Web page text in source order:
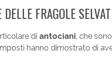
FRAGOLE
di antociani, che
hanno dimostrato di